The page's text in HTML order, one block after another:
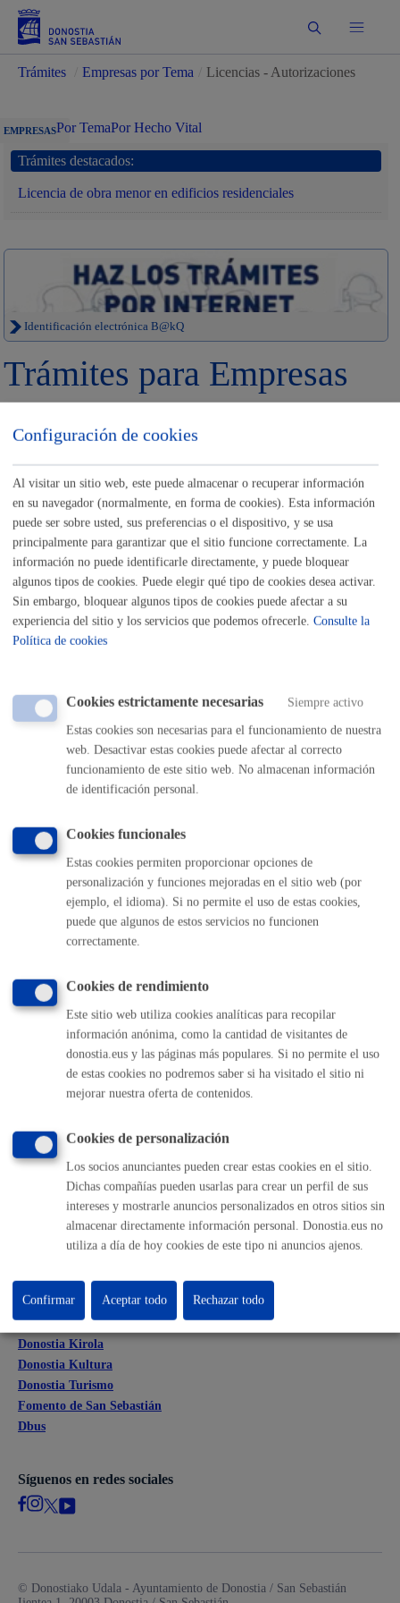
Buscar
Trámites Empresas por Tema Licencias - Autorizaciones
EMPRESASPor TemaPor Hecho Vital
Trámites destacados:
Licencia de obra menor en edificios residenciales
Identificación electrónica B@kQ
Trámites para Empresas
Listado completo de Trámites
Licencias - Autorizaciones
Actividades en comercios y empresas
Mercados y Ferias
Planeamiento y ejecución urbanística
Volver al índice Volver atrás
010
(+34) 943 481 000
Buzón de la ciudadanía
Informar de un error en la web
Ofertas de empleo
Perfil del contratante
Sede electrónica
Mapas - GeoDonostia
Sala de prensa
Otras páginas web corporativas
Donostia Kirola
Donostia Kultura
Donostia Turismo
Fomento de San Sebastián
Dbus
Síguenos en redes sociales
© Donostiako Udala - Ayuntamiento de Donostia / San Sebastián
Configuración de cookies
Al visitar un sitio web, este puede almacenar o recuperar información
en su navegador (normalmente, en forma de cookies). Esta información
puede ser sobre usted, sus preferencias o el dispositivo, y se usa
principalmente para garantizar que el sitio funcione correctamente. La
información no puede identificarle directamente, y puede bloquear
algunos tipos de cookies. Puede elegir qué tipo de cookies desea activar.
Sin embargo, bloquear algunos tipos de cookies puede afectar a su
experiencia del sitio y los servicios que podemos ofrecerle. Consulte la
Política de cookies
Cookies estrictamente necesarias Siempre activo
Estas cookies son necesarias para el funcionamiento de nuestra
web. Desactivar estas cookies puede afectar al correcto
funcionamiento de este sitio web. No almacenan información
de identificación personal.
Cookies funcionales
Estas cookies permiten proporcionar opciones de
personalización y funciones mejoradas en el sitio web (por
ejemplo, el idioma). Si no permite el uso de estas cookies,
puede que algunos de estos servicios no funcionen
correctamente.
Cookies de rendimiento
Este sitio web utiliza cookies analíticas para recopilar
información anónima, como la cantidad de visitantes de
donostia.eus y las páginas más populares. Si no permite el uso
de estas cookies no podremos saber si ha visitado el sitio ni
mejorar nuestra oferta de contenidos.
Cookies de personalización
Los socios anunciantes pueden crear estas cookies en el sitio.
Dichas compañías pueden usarlas para crear un perfil de sus
intereses y mostrarle anuncios personalizados en otros sitios sin
almacenar directamente información personal. Donostia.eus no
utiliza a día de hoy cookies de este tipo ni anuncios ajenos.
Rechazar todo
Confirmar Aceptar todo